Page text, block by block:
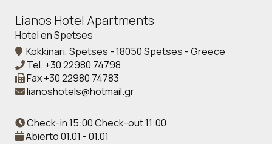
Lianos Hotel Apartments
Hotel en Spetses
Kokkinari, Spetses - 18050 Spetses - Greece
Tel. +30 22980 74798
Fax+30 22980 74783
lianoshotels@hotmail.gr
Check-in 15:00 Check-out 11:00
Abierto 01.01 - 01.01